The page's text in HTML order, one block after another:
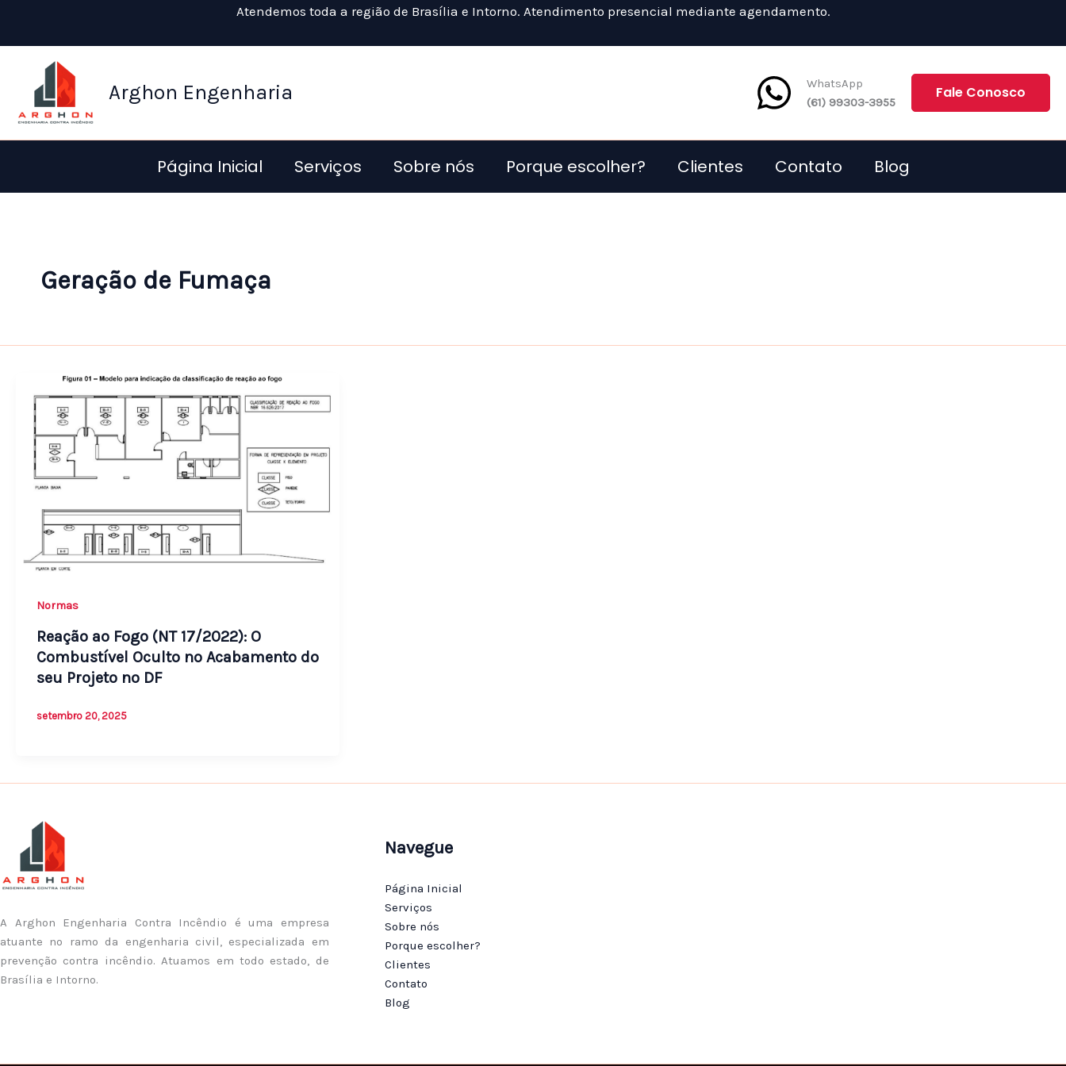
Atendemos toda a região de Brasília e Intorno. Atendimento presencial mediante agendamento.
Arghon Engenharia
WhatsApp
(61) 99303-3955
Fale Conosco
Página Inicial Serviços Sobre nós Porque escolher? Clientes Contato Blog
Geração de Fumaça
Normas
Reação ao Fogo (NT 17/2022): O
Combustível Oculto no Acabamento do
seu Projeto no DF
setembro 20, 2025
A Arghon Engenharia Contra Incêndio é uma empresa
atuante no ramo da engenharia civil, especializada em
prevenção contra incêndio. Atuamos em todo estado, de
Brasília e Intorno.
Navegue
Página Inicial
Serviços
Sobre nós
Porque escolher?
Clientes
Contato
Blog